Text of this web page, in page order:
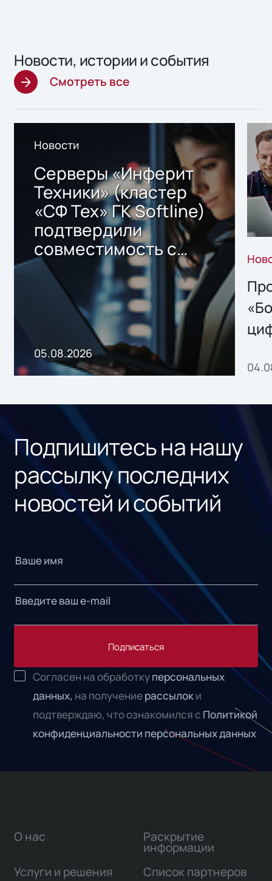
Новости, истории и события
Смотреть все
Новости
Серверы «Инферит
Техники» (кластер
«СФ Тех» ГК Softline)
подтвердили
совместимость с
решением Sharx
Storage 2.x для
хранения данных
05.08.2026
Подпишитесь на нашу
рассылку последних
новостей и событий
Подписаться
Согласен на обработкуперсональных
данных, на получениерассылоки
подтверждаю, что ознакомился с Политикой
конфиденциальности персональных данных
О нас
Услуги и решения
Раскрытие
информации
Список партнеров